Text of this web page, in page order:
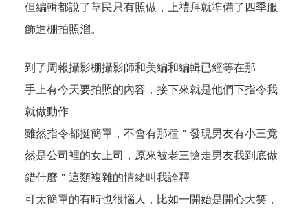
但編輯都說了草民只有照做，上禮拜就準備了四季服
飾進棚拍照溜。
到了周報攝影棚攝影師和美編和編輯已經等在那
手上有今天要拍照的內容，接下來就是他們下指令我
就做動作
雖然指令都挺簡單，不會有那種＂發現男友有小三竟
然是公司裡的女上司，原來被老三搶走男友我到底做
錯什麼＂這類複雜的情緒叫我詮釋
可太簡單的有時也很惱人，比如一開始是開心大笑，